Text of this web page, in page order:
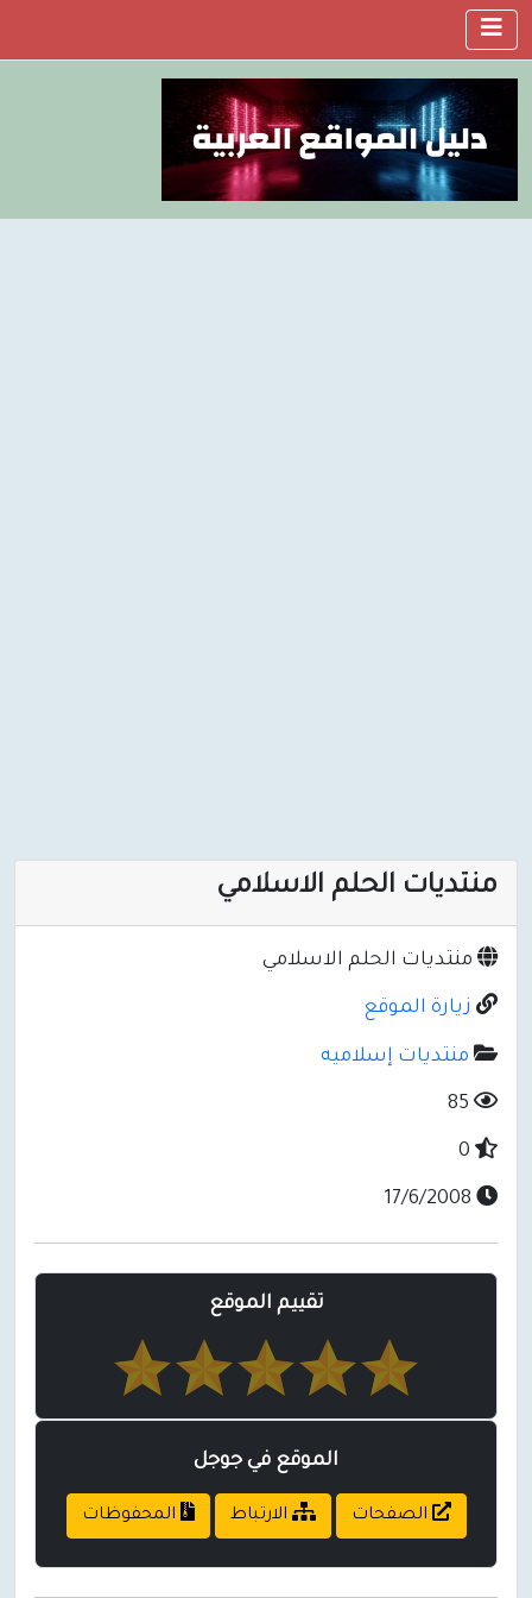
منتديات الحلم الاسلامي
منتديات الحلم الاسلامي
زيارة الموقع
منتديات إسلاميه
تقييم الموقع
الموقع في جوجل
الصفحات الارتباط المحفوظات